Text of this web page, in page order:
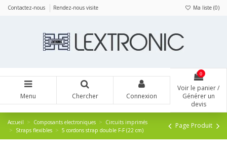
Contactez-nous Rendez-nous visite Ma liste (0)
Menu Chercher Connexion
0
Voir le panier /
Générer un
devis
Accueil Composants electroniques
Circuits imprimés
Straps flexibles
5 cordons strap double F-F (22 cm)
Page Produit
Panneau de gestion des cookies